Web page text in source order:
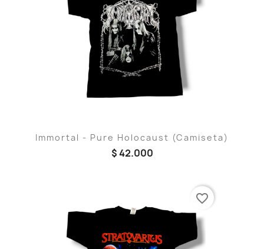
Immortal - Pure Holocaust (Camiseta)
$ 42.000
favorite_border